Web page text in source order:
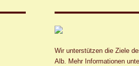
Wir unterstützen die Ziele
Alb. Mehr Informationen